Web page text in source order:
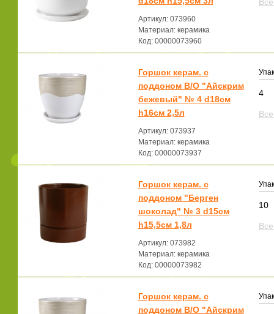
Артикул: 073960
Материал: керамика
Код: 00000073960
Горшок керам. с
поддоном В/О "Айскрим
бежевый" № 4 d18см
h16см 2,5л
Артикул: 073937
Материал: керамика
Код: 00000073937
4
Горшок керам. с
поддоном "Берген
шоколад" № 3 d15см
h15,5см 1,8л
Артикул: 073982
Материал: керамика
Код: 00000073982
10
Горшок керам. с
поддоном В/О "Айскрим